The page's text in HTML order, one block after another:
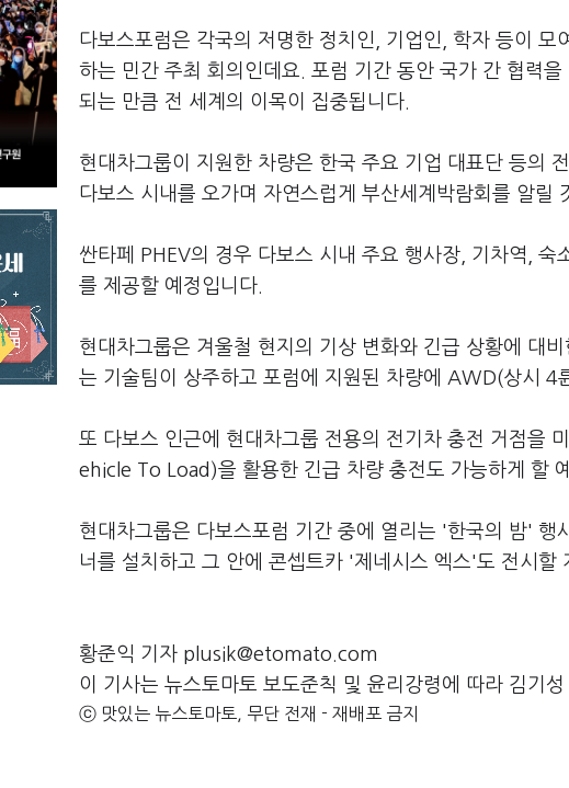
다보스포럼은 각국의 저명한 정치인, 기업인, 학자 등이
하는 민간 주최 회의인데요. 포럼 기간 동안 국가 간 협력
되는 만큼 전 세계의 이목이 집중됩니다.
현대차그룹이 지원한 차량은 한국 주요 기업 대표단 등의
다보스 시내를 오가며 자연스럽게 부산세계박람회를 알릴
싼타페 PHEV의 경우 다보스 시내 주요 행사장, 기차역,
를 제공할 예정입니다.
현대차그룹은 겨울철 현지의 기상 변화와 긴급 상황에 대
는 기술팀이 상주하고 포럼에 지원된 차량에 AWD(상시 4
또 다보스 인근에 현대차그룹 전용의 전기차 충전 거점을
ehicle To Load)을 활용한 긴급 차량 충전도 가능하게 할
현대차그룹은 다보스포럼 기간 중에 열리는 '한국의 밤' 행
너를 설치하고 그 안에 콘셉트카 '제네시스 엑스'도 전시할
황준익 기자 plusik@etomato.com
이 기사는 뉴스토마토 보도준칙 및 윤리강령에 따라 김기
ⓒ 맛있는 뉴스토마토, 무단 전재 - 재배포 금지